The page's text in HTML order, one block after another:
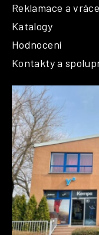
Reklamace a
Katalogy
Hodnocení
Kontakty a